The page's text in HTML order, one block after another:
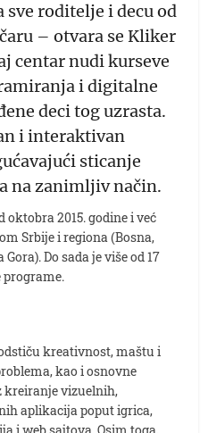
sve roditelje i decu od
– otvara se Kliker
centar nudi kurseve
i digitalne
deci tog uzrasta.
i interaktivan
sticanje
na zanimljiv način.
2015. godine i već
Srbije i regiona (Bosna,
Do sada je više od 17
programe.
kreativnost, maštu i
kao i osnovne
vizuelnih,
aplikacija poput igrica,